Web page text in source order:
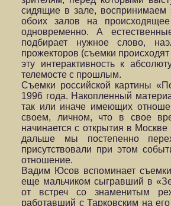
сидящие в зале,
обоих залов на
одновременно. А
подбирает нужное слово,
прожекторов (съемки
эту интерактивность к
телемосте с прошлым.
Съемки российской картины
1996 года. Накопленный
так или иначе имеющих
своем, личном, что в свое
начинается с открытия в
дальше мы постепенно
присутствовали при этом
отношение.
Вадим Юсов вспоминает
еще мальчиком сыгравший в
от встреч со знаменитым
работавший с Тарковским на